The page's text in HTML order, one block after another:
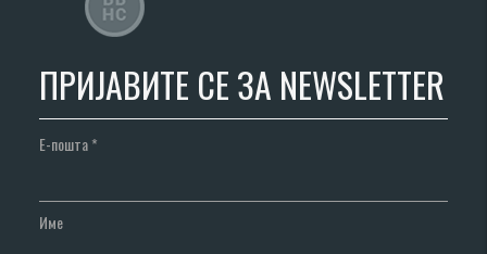
ПРИЈАВИТЕ СЕ ЗА NEWSLETTER
Е-пошта*
Име